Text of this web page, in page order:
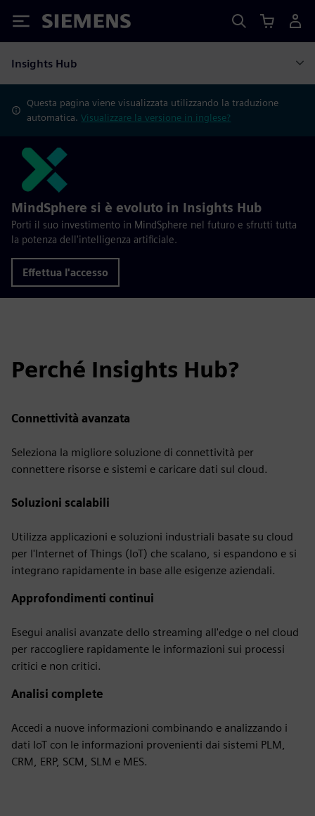
Siemens
Insights Hub
Questa pagina viene visualizzata utilizzando la traduzione
automatica.Visualizzare la versione in inglese?
MindSphere si è evoluto in Insights Hub
Porti il suo investimento in MindSphere nel futuro e sfrutti tutta
la potenza dell'intelligenza artificiale.
Effettua l'accesso
Perché Insights Hub?
Connettività avanzata
Seleziona la migliore soluzione di connettività per
connettere risorse e sistemi e caricare dati sul cloud.
Soluzioni scalabili
Utilizza applicazioni e soluzioni industriali basate su cloud
per l'Internet of Things (IoT) che scalano, si espandono e si
integrano rapidamente in base alle esigenze aziendali.
Approfondimenti continui
Esegui analisi avanzate dello streaming all'edge o nel cloud
per raccogliere rapidamente le informazioni sui processi
critici e non critici.
Analisi complete
Accedi a nuove informazioni combinando e analizzando i
dati IoT con le informazioni provenienti dai sistemi PLM,
CRM, ERP, SCM, SLM e MES.